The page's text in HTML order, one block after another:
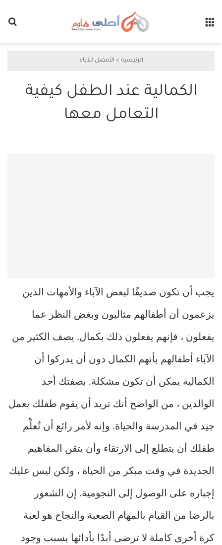
الرئيسية > الأفضل للآباء
الكمالية عند الطفل كيفية
التعامل معها
يجب أن تكون صديقًا لبعض الآباء والأمهات الذين
يزعمون أن أطفالهم مثاليون وبغض النظر عما
يفعلون ، فإنهم يفعلون ذلك بكمال. يصف الكثير من
الآباء أطفالهم بأنهم الكمال دون أن يدركوا أن
الكمالية يمكن أن تكون مشكلة. بصفتك أحد
الوالدين ، من الواضح أنك تريد أن يقوم طفلك بعمل
جيد في المدرسة والحياة. وإنه لأمر رائع أن تُعلِّم
طفلك أن يتطلع إلى الارتقاء وأن يتقن المفاهيم
الجديدة في وقت مبكر من الحياة ، ولكن ليس عليك
إجباره على الوصول إلى النجومية. إن الشعور
بالرضا من القيام بالمهام الصعبة والنجاح هو لعبة
كرة أخرى كاملة لا ترضى أبدًا بأدائها بسبب وجود